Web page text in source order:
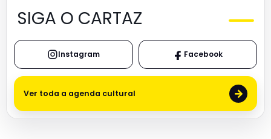
SIGA O CARTAZ
Instagram Facebook
Ver toda a agenda cultural →